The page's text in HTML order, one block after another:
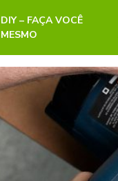
DIY – FAÇA VOCÊ
MESMO